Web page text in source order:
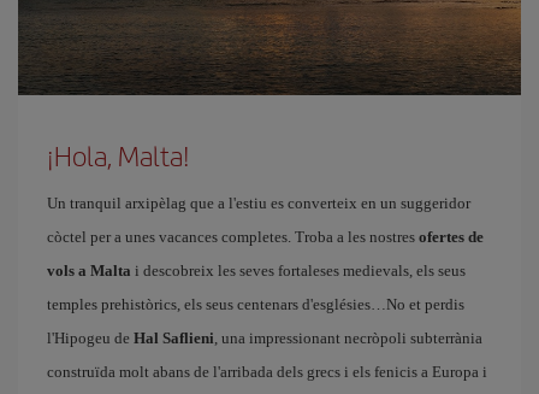
¡Hola, Malta!
Un tranquil arxipèlag que a l'estiu es converteix en un suggeridor
còctel per a unes vacances completes. Troba a les nostres ofertes de
vols a Malta i descobreix les seves fortaleses medievals, els seus
temples prehistòrics, els seus centenars d'esglésies…No et perdis
l'Hipogeu de Hal Saflieni, una impressionant necròpoli subterrània
construïda molt abans de l'arribada dels grecs i els fenicis a Europa i